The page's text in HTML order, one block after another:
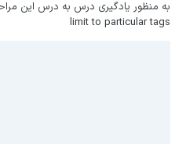
limit to particular tags